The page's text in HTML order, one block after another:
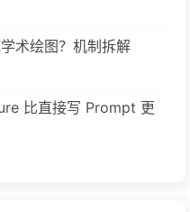
术绘图？机制拆解
比直接写 Prompt 更